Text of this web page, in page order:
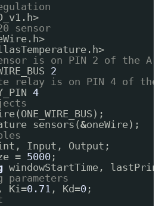
sensor
is on PIN 2 of the
2
relay is on PIN 4 of the
4
sensors(&oneWire);
Input, Output;
= 5000 ;
windowStartTime,
, Ki=0.71 , Kd=0 ;